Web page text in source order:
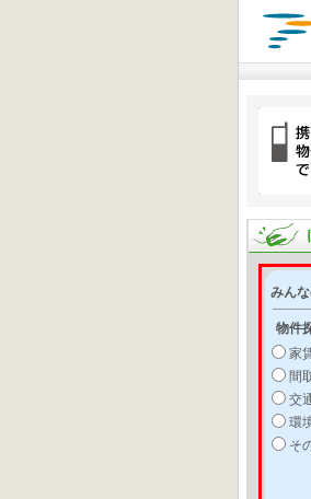
みん
物件
家
間
交
環
そ